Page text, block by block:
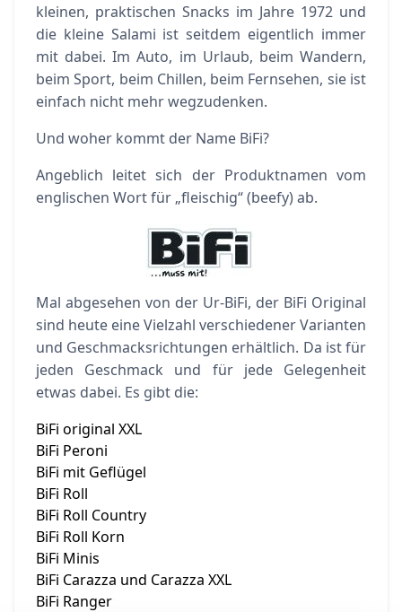
kleinen, praktischen Snacks im Jahre 1972 und
die kleine Salami ist seitdem eigentlich immer
mit dabei. Im Auto, im Urlaub, beim Wandern,
beim Sport, beim Chillen, beim Fernsehen, sie ist
einfach nicht mehr wegzudenken.
Und woher kommt der Name BiFi?
Angeblich leitet sich der Produktnamen vom
englischen Wort für „fleischig“ (beefy) ab.
Mal abgesehen von der Ur-BiFi, der BiFi Original
sind heute eine Vielzahl verschiedener Varianten
und Geschmacksrichtungen erhältlich. Da ist für
jeden Geschmack und für jede Gelegenheit
etwas dabei. Es gibt die:
BiFi original XXL
BiFi Peroni
BiFi mit Geflügel
BiFi Roll
BiFi Roll Country
BiFi Roll Korn
BiFi Minis
BiFi Carazza und Carazza XXL
BiFi Ranger